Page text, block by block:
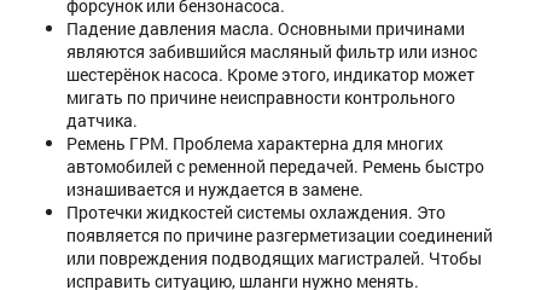
форсунок или бензонасоса.
Падение давления масла. Основными причинами
являются забившийся масляный фильтр или износ
шестерёнок насоса. Кроме этого, индикатор может
мигать по причине неисправности контрольного
датчика.
Ремень ГРМ. Проблема характерна для многих
автомобилей с ременной передачей. Ремень быстро
изнашивается и нуждается в замене.
Протечки жидкостей системы охлаждения. Это
появляется по причине разгерметизации соединений
или повреждения подводящих магистралей. Чтобы
исправить ситуацию, шланги нужно менять.